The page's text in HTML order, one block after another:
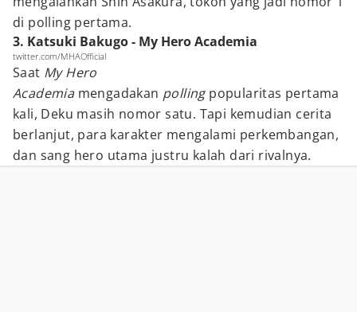
di polling pertama.
3. Katsuki Bakugo - My Hero Academia
twitter.com/MHAOfficial
Saat My Hero
Academia mengadakan pollingpopularitas pertama
kali, Deku masih nomor satu. Tapi kemudian cerita
berlanjut, para karakter mengalami perkembangan,
dan sang hero utama justru kalah dari rivalnya.